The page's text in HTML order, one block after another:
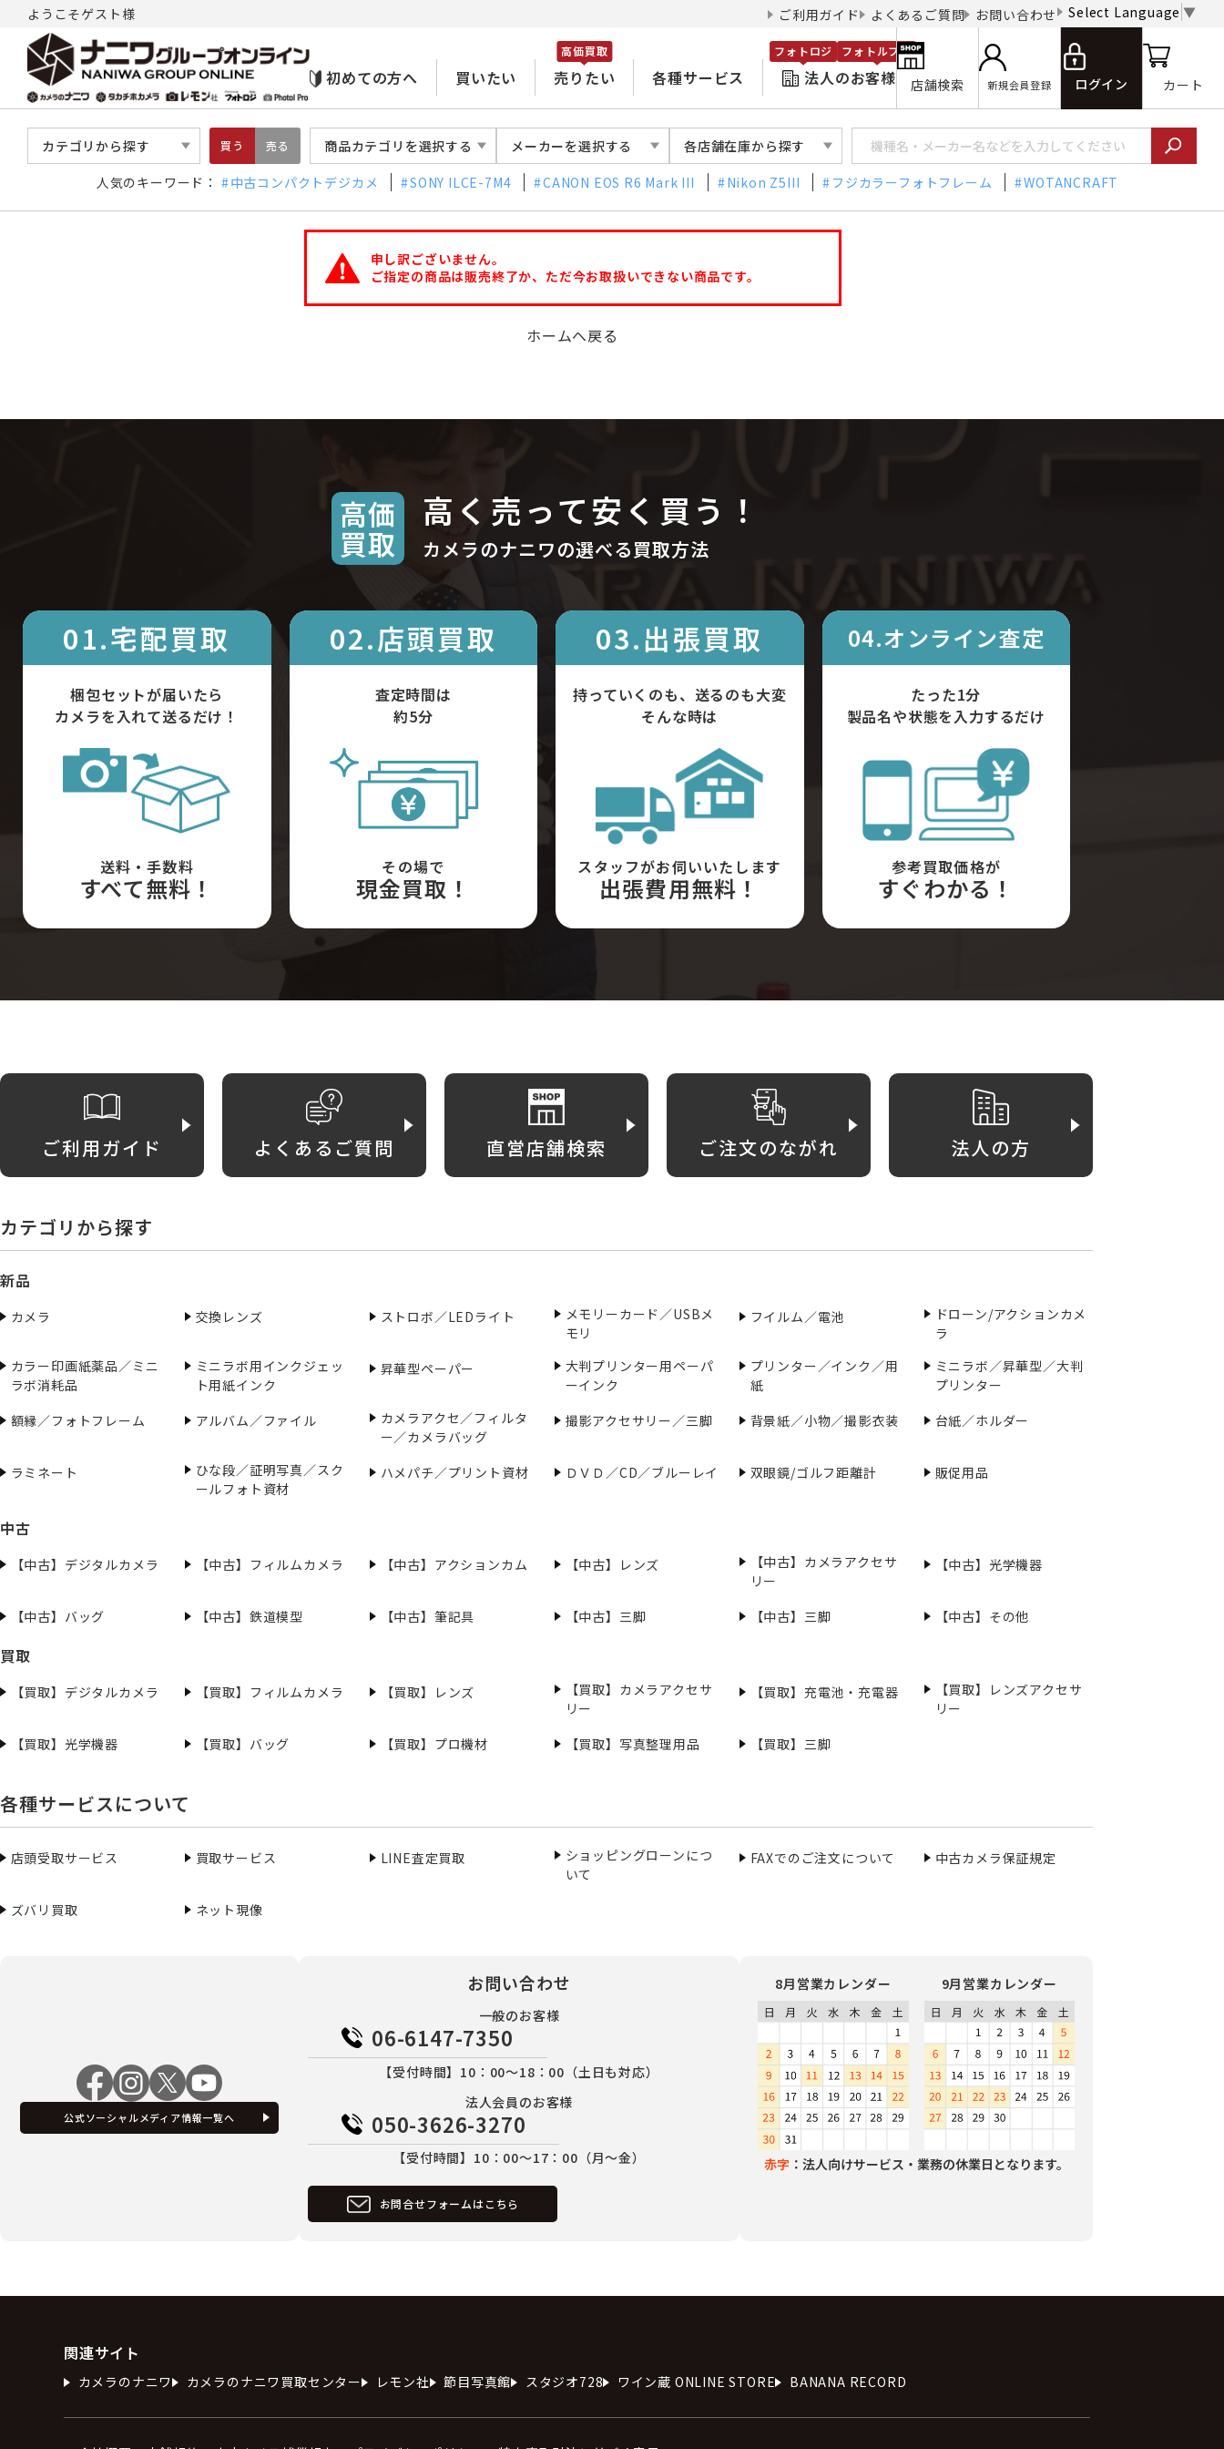
ようこそゲスト様 ご利用ガイド よくあるご質問 お問い合わせ Select Language ▼
初めての方へ 買いたい 売りたい
高価買取
各種サービス 法人のお客様
フォトロジ フォトルプロ
店舗検索 新規会員登録 ログイン カート
カテゴリから探す 買う 売る 商品カテゴリを選択する メーカーを選択する 各店舗在庫から探す
人気のキーワード： 中古コンパクトデジカメ SONY ILCE-7M4 CANON EOS R6 Mark III Nikon Z5III フジカラーフォトフレーム WOTANCRAFT
申し訳ございません。
ご指定の商品は販売終了か、ただ今お取扱いできない商品です。
ホームへ戻る
高価
買取
高く売って安く買う！
カメラのナニワの選べる買取方法
01.宅配買取
梱包セットが届いたら
カメラを入れて送るだけ！
送料・手数料
すべて無料！
02.店頭買取
査定時間は
約5分
その場で
現金買取！
03.出張買取
持っていくのも、送るのも大変
そんな時は
スタッフがお伺いいたします
出張費用無料！
04.オンライン査定
たった1分
製品名や状態を入力するだけ
参考買取価格が
すぐわかる！
ご利用ガイド よくあるご質問 直営店舗検索 ご注文のながれ 法人の方
カテゴリから探す
新品
カメラ 交換レンズ ストロボ／LEDライト
メモリーカード／USBメ
モリ
フイルム／電池
ドローン/アクションカメ
ラ
カラー印画紙薬品／ミニ
ラボ消耗品
ミニラボ用インクジェッ
ト用紙インク
昇華型ペーパー
大判プリンター用ペーパ
ーインク
プリンター／インク／用
紙
ミニラボ／昇華型／大判
プリンター
額縁／フォトフレーム
アルバム／ファイル
カメラアクセ／フィルタ
ー／カメラバッグ
撮影アクセサリー／三脚 背景紙／小物／撮影衣装 台紙／ホルダー
ラミネート
ひな段／証明写真／スク
ールフォト資材
ハメパチ／プリント資材 ＤＶＤ／CD／ブルーレイ 双眼鏡/ゴルフ距離計 販促用品
中古
【中古】デジタルカメラ 【中古】フィルムカメラ 【中古】アクションカム 【中古】レンズ
【中古】カメラアクセサ
リー
【中古】光学機器
【中古】バッグ 【中古】鉄道模型 【中古】筆記具 【中古】三脚 【中古】三脚 【中古】その他
買取
【買取】デジタルカメラ 【買取】フィルムカメラ 【買取】レンズ
【買取】カメラアクセサ
リー
【買取】充電池・充電器
【買取】レンズアクセサ
リー
【買取】光学機器
【買取】バッグ 【買取】プロ機材 【買取】写真整理用品 【買取】三脚
各種サービスについて
店頭受取サービス 買取サービス LINE査定買取
ショッピングローンにつ
いて
FAXでのご注文について 中古カメラ保証規定
ズバリ買取 ネット現像
公式ソーシャルメディア情報一覧へ
お問い合わせ
一般のお客様
06-6147-7350
【受付時間】10：00～18：00（土日も対応）
法人会員のお客様
050-3626-3270
【受付時間】10：00～17：00（月～金）
お問合せフォームはこちら
8月営業カレンダー 9月営業カレンダー
赤字 ：法人向けサービス・業務の休業日となります。
関連サイト
カメラのナニワ カメラのナニワ買取センター レモン社 節目写真館 スタジオ728 ワイン蔵 ONLINE STORE BANANA RECORD